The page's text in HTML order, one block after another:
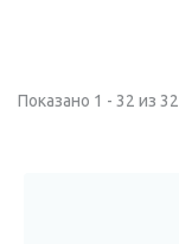
Показано 1 - 32 из 32